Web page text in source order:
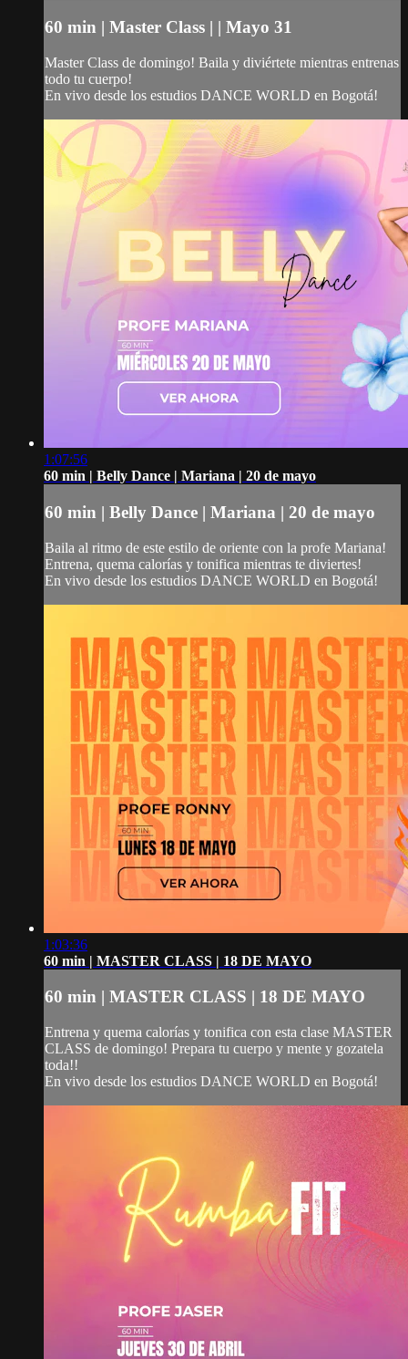
60 min | Master Class | | Mayo 31
Master Class de domingo! Baila y diviértete mientras entrenas
todo tu cuerpo!
En vivo desde los estudios DANCE WORLD en Bogotá!
1:07:56
60 min | Belly Dance | Mariana | 20 de mayo
60 min | Belly Dance | Mariana | 20 de mayo
Baila al ritmo de este estilo de oriente con la profe Mariana!
Entrena, quema calorías y tonifica mientras te diviertes!
En vivo desde los estudios DANCE WORLD en Bogotá!
1:03:36
60 min | MASTER CLASS | 18 DE MAYO
60 min | MASTER CLASS | 18 DE MAYO
Entrena y quema calorías y tonifica con esta clase MASTER
CLASS de domingo! Prepara tu cuerpo y mente y gozatela
toda!!
En vivo desde los estudios DANCE WORLD en Bogotá!